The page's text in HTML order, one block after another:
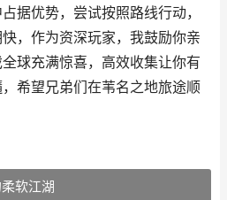
据优势，尝试按照路线行动，
，作为资深玩家，我鼓励你亲
球充满惊喜，高效收集让你有
希望兄弟们在苇名之地旅途顺
软江湖